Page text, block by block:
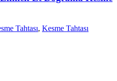
Tahtası, Kesme Tahtası